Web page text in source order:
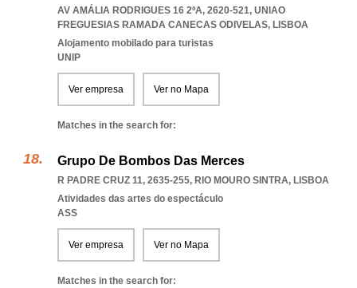
AV AMÁLIA RODRIGUES 16 2ºA, 2620-521, UNIAO
FREGUESIAS RAMADA CANECAS ODIVELAS, LISBOA
Alojamento mobilado para turistas
UNIP
Ver empresa Ver no Mapa
Matches in the search for:
Grupo De Bombos Das Merces
R PADRE CRUZ 11, 2635-255, RIO MOURO SINTRA, LISBOA
Atividades das artes do espectáculo
ASS
Ver empresa Ver no Mapa
Matches in the search for: